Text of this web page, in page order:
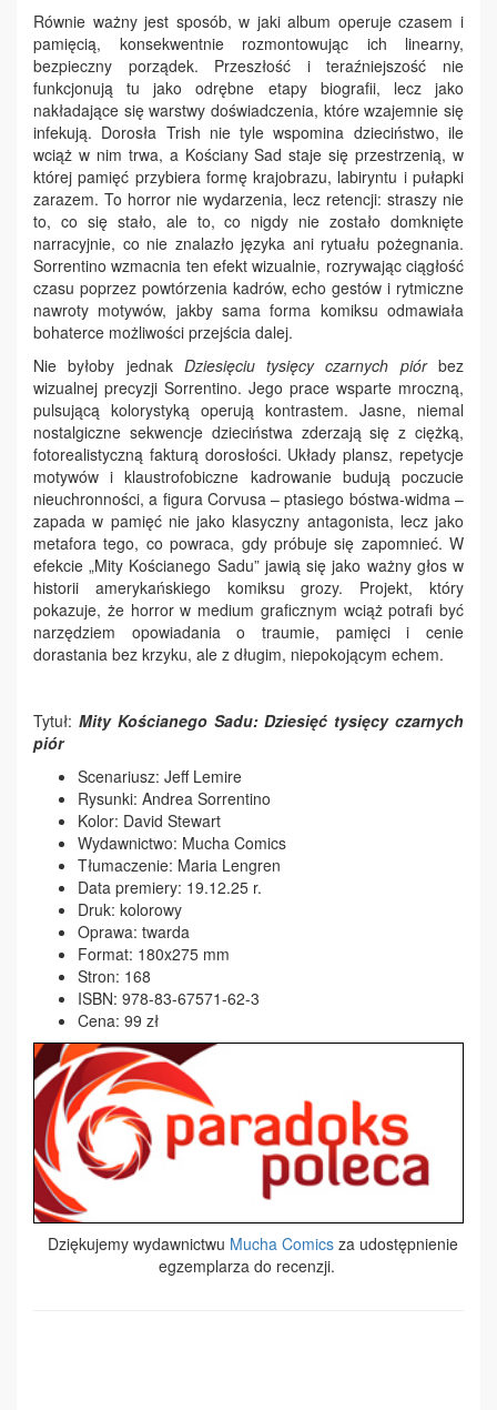
Równie ważny jest sposób, w jaki album operuje czasem i
pamięcią, konsekwentnie rozmontowując ich linearny,
bezpieczny porządek. Przeszłość i teraźniejszość nie
funkcjonują tu jako odrębne etapy biografii, lecz jako
nakładające się warstwy doświadczenia, które wzajemnie się
infekują. Dorosła Trish nie tyle wspomina dzieciństwo, ile
wciąż w nim trwa, a Kościany Sad staje się przestrzenią, w
której pamięć przybiera formę krajobrazu, labiryntu i pułapki
zarazem. To horror nie wydarzenia, lecz retencji: straszy nie
to, co się stało, ale to, co nigdy nie zostało domknięte
narracyjnie, co nie znalazło języka ani rytuału pożegnania.
Sorrentino wzmacnia ten efekt wizualnie, rozrywając ciągłość
czasu poprzez powtórzenia kadrów, echo gestów i rytmiczne
nawroty motywów, jakby sama forma komiksu odmawiała
bohaterce możliwości przejścia dalej.
Nie byłoby jednak Dziesięciu tysięcy czarnych piórbez
wizualnej precyzji Sorrentino. Jego prace wsparte mroczną,
pulsującą kolorystyką operują kontrastem. Jasne, niemal
nostalgiczne sekwencje dzieciństwa zderzają się z ciężką,
fotorealistyczną fakturą dorosłości. Układy plansz, repetycje
motywów i klaustrofobiczne kadrowanie budują poczucie
nieuchronności, a figura Corvusa – ptasiego bóstwa-widma –
zapada w pamięć nie jako klasyczny antagonista, lecz jako
metafora tego, co powraca, gdy próbuje się zapomnieć. W
efekcie „Mity Kościanego Sadu” jawią się jako ważny głos w
historii amerykańskiego komiksu grozy. Projekt, który
pokazuje, że horror w medium graficznym wciąż potrafi być
narzędziem opowiadania o traumie, pamięci i cenie
dorastania bez krzyku, ale z długim, niepokojącym echem.
Tytuł: Mity Kościanego Sadu: Dziesięć tysięcy czarnych
piór
Scenariusz: Jeff Lemire
Rysunki: Andrea Sorrentino
Kolor: David Stewart
Wydawnictwo: Mucha Comics
Tłumaczenie: Maria Lengren
Data premiery: 19.12.25 r.
Druk: kolorowy
Oprawa: twarda
Format: 180x275 mm
Stron: 168
ISBN: 978-83-67571-62-3
Cena: 99 zł
Dziękujemy wydawnictwu Mucha Comics za udostępnienie
egzemplarza do recenzji.